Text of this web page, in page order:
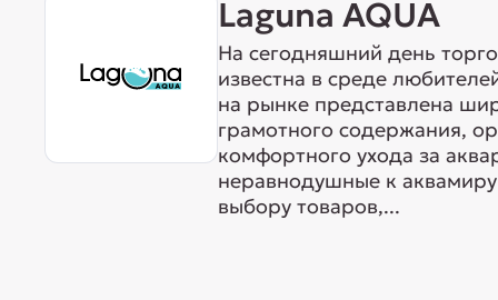
Laguna AQUA
На сегодняшний день
известна в среде
на рынке представлена
грамотного содержания,
комфортного ухода за
неравнодушные к
выбору товаров,...